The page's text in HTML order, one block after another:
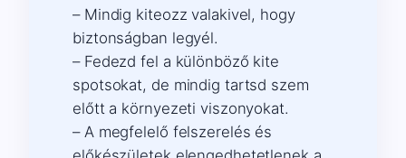
– Mindig kiteozz valakivel, hogy
biztonságban legyél.
– Fedezd fel a különböző kite
spotsokat, de mindig tartsd szem
előtt a környezeti viszonyokat.
– A megfelelő felszerelés és